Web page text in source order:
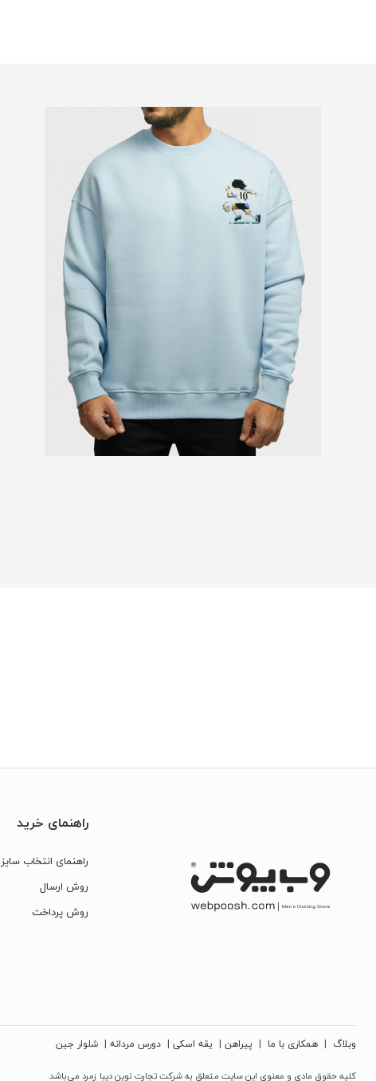
راهنمای خرید
راهنمای انتخاب سایز
روش ارسال
روش پرداخت
وبلاگ | همکاری با ما | پیراهن | یقه اسکی | دورس مردانه | شلوار جین
کلیه حقوق مادی و معنوی این سایت متعلق به شرکت تجارت نوین دیبا زمرد می‌باشد